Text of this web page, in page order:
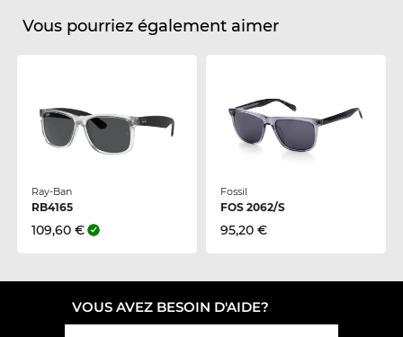
Vous pourriez également aimer
Ray-Ban
RB4165
109,60 €
Fossil
FOS 2062/S
95,20 €
VOUS AVEZ BESOIN D'AIDE?